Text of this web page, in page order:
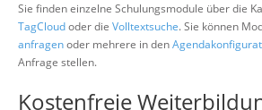
Sie finden einzelne Schulungsmodule über die
TagCloudoder die Volltextsuche. Sie können
anfragenoder mehrere in den
Anfrage stellen.
Kostenfreie